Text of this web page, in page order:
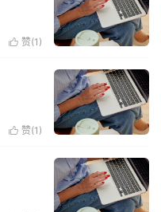
 赞(1 )
 赞(1 )